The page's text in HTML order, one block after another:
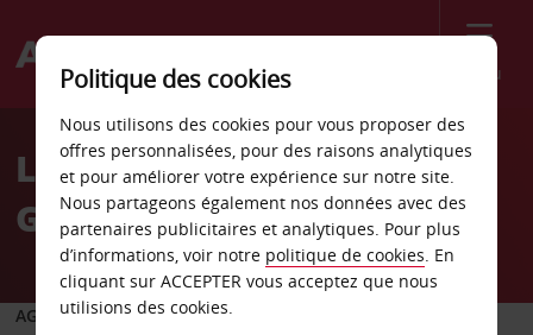
Menu
Welcome
AvisLocation de voiture
Geesthacht
AGENCE DE DÉPART
Politique des cookies
Nous utilisons des cookies pour vous proposer des
offres personnalisées, pour des raisons analytiques
et pour améliorer votre expérience sur notre site.
Nous partageons également nos données avec des
partenaires publicitaires et analytiques. Pour plus
d’informations, voir notre politique de cookies. En
cliquant sur ACCEPTER vous acceptez que nous
utilisions des cookies.